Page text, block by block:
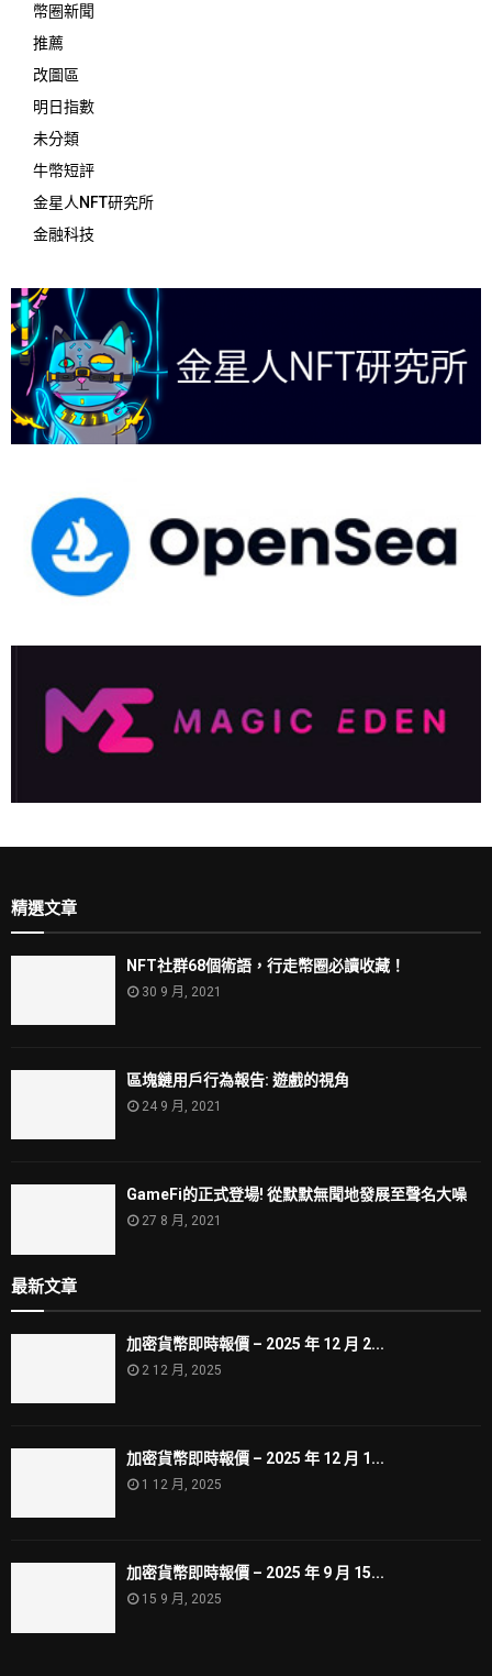
幣圈新聞
推薦
改圖區
明日指數
未分類
牛幣短評
金星人NFT研究所
金融科技
精選文章
NFT社群68個術語，行走幣圈必讀收藏！
30 9 月, 2021
區塊鏈用戶行為報告: 遊戲的視角
24 9 月, 2021
GameFi的正式登場! 從默默無聞地發展至聲名大噪
27 8 月, 2021
最新文章
加密貨幣即時報價 – 2025 年 12 月 2...
2 12 月, 2025
加密貨幣即時報價 – 2025 年 12 月 1...
1 12 月, 2025
加密貨幣即時報價 – 2025 年 9 月 15...
15 9 月, 2025